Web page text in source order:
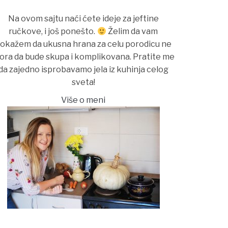
Na ovom sajtu naći ćete ideje za jeftine
ručkove, i još ponešto.
Želim da vam
da ukusna hrana za celu porodicu ne
da bude skupa i komplikovana. Pratite me
zajedno isprobavamo jela iz kuhinja celog
sveta!
Više o meni